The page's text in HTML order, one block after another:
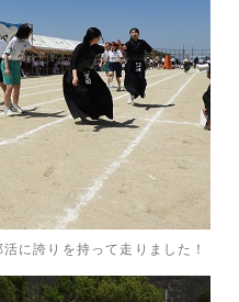
に誇りを持って走りました！